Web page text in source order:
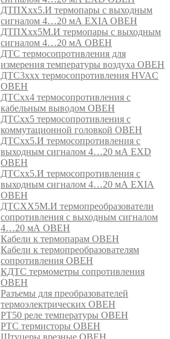
ДТПХхх5.И термопары с выходным
сигналом 4…20 мА EXIA ОВЕН
ДТПХхх5М.И термопары с выходным
сигналом 4…20 мА ОВЕН
ДТС термосопротивления для
измерения температуры воздуха ОВЕН
ДТС3ххх термосопротивления HVAC
ОВЕН
ДТСхх4 термосопротивления с
кабельным выводом ОВЕН
ДТСхх5 термосопротивления с
коммутационной головкой ОВЕН
ДТСхх5.И термосопротивления с
выходным сигналом 4…20 мА EXD
ОВЕН
ДТСхх5.И термосопротивления с
выходным сигналом 4…20 мА EXIA
ОВЕН
ДТСХХ5М.И термопреобразователи
сопротивления с выходным сигналом
4…20 мА ОВЕН
Кабели к термопарам ОВЕН
Кабели к термопреобразователям
сопротивления ОВЕН
КДТС термометры сопротивления
ОВЕН
Разъемы для преобразователей
термоэлектрических ОВЕН
РТ50 реле температуры ОВЕН
РТС термисторы ОВЕН
Штуцеры врезные ОВЕН